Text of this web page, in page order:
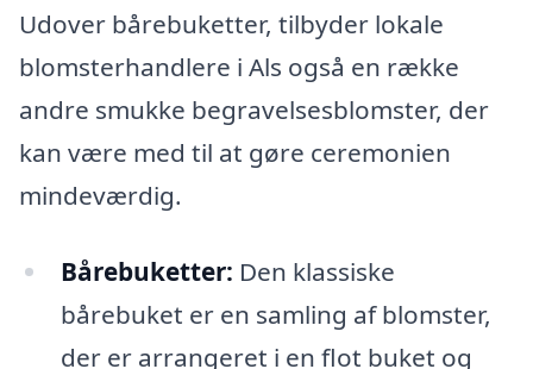
Udover bårebuketter, tilbyder lokale
blomsterhandlere i Als også en række
andre smukke begravelsesblomster, der
kan være med til at gøre ceremonien
mindeværdig.
Bårebuketter: Den klassiske
bårebuket er en samling af blomster,
der er arrangeret i en flot buket og